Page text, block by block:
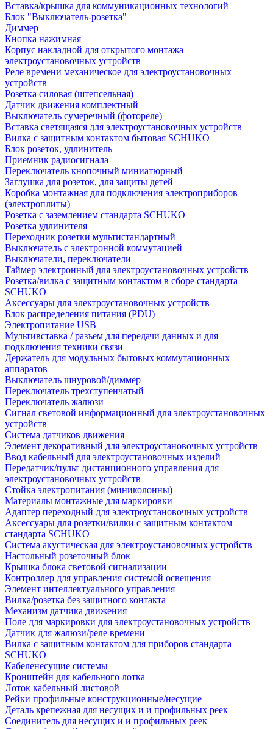
Вставка/крышка для коммуникационных технологий
Блок "Выключатель-розетка"
Диммер
Кнопка нажимная
Корпус накладной для открытого монтажа
электроустановочных устройств
Реле времени механическое для электроустановочных
устройств
Розетка силовая (штепсельная)
Датчик движения комплектный
Выключатель сумеречный (фотореле)
Вставка светящаяся для электроустановочных устройств
Вилка с защитным контактом бытовая SCHUKO
Блок розеток, удлинитель
Приемник радиосигнала
Переключатель кнопочный миниатюрный
Заглушка для розеток, для защиты детей
Коробка монтажная для подключения электроприборов
(электроплиты)
Розетка с заземлением стандарта SCHUKO
Розетка удлинителя
Переходник розетки мультистандартный
Выключатель с электронной коммутацией
Выключатели, переключатели
Таймер электронный для электроустановочных устройств
Розетка/вилка с защитным контактом в сборе стандарта
SCHUKO
Аксессуары для электроустановочных устройств
Блок распределения питания (PDU)
Электропитание USB
Мультивставка / разъем для передачи данных и для
подключения техники связи
Держатель для модульных бытовых коммутационных
аппаратов
Выключатель шнуровой/диммер
Переключатель трехступенчатый
Переключатель жалюзи
Сигнал световой информационный для электроустановочных
устройств
Система датчиков движения
Элемент декоративный для электроустановочных устройств
Ввод кабельный для электроустановочных изделий
Передатчик/пульт дистанционного управления для
электроустановочных устройств
Стойка электропитания (миниколонны)
Материалы монтажные для маркировки
Адаптер переходный для электроустановочных устройств
Аксессуары для розетки/вилки с защитным контактом
стандарта SCHUKO
Система акустическая для электроустановочных устройств
Настольный розеточный блок
Крышка блока световой сигнализации
Контроллер для управления системой освещения
Элемент интеллектуального управления
Вилка/розетка без защитного контакта
Механизм датчика движения
Поле для маркировки для электроустановочных устройств
Датчик для жалюзи/реле времени
Вилка с защитным контактом для приборов стандарта
SCHUKO
Кабеленесущие системы
Кронштейн для кабельного лотка
Лоток кабельный листовой
Рейки профильные конструкционные/несущие
Деталь крепежная для несущих и и профильных реек
Соединитель для несущих и и профильных реек